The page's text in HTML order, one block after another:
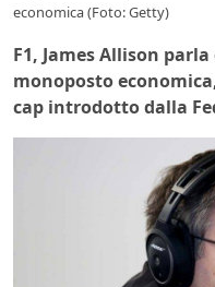
economica (Foto: Getty)
F1, James Allison
monoposto
cap introdotto dalla